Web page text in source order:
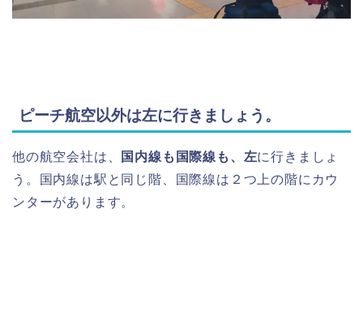
ピーチ航空以外は左に行きましょう。
他の航空会社は、 国内線も国際線も、左に行きましょ
う。国内線は駅と同じ階、国際線は２つ上の階にカウ
ンターがあります。